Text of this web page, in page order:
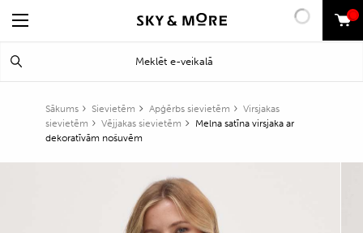
0
Sākums Sievietēm Apģērbs sievietēm
Virsjakas
sievietēm
Vējjakas sievietēm
Melna satīna virsjaka ar
dekoratīvām nošuvēm